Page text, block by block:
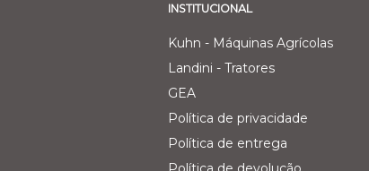
INSTITUCIONAL
Kuhn - Máquinas Agrícolas
Landini - Tratores
GEA
Política de privacidade
Política de entrega